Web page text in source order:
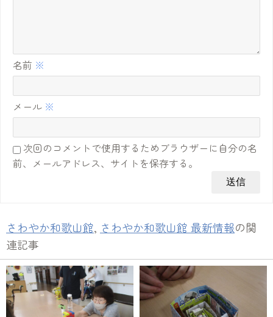
名前 ※
メール ※
次回のコメントで使用するためブラウザーに自分の名
前、メールアドレス、サイトを保存する。
さわやか和歌山館, さわやか和歌山館 最新情報の関
連記事